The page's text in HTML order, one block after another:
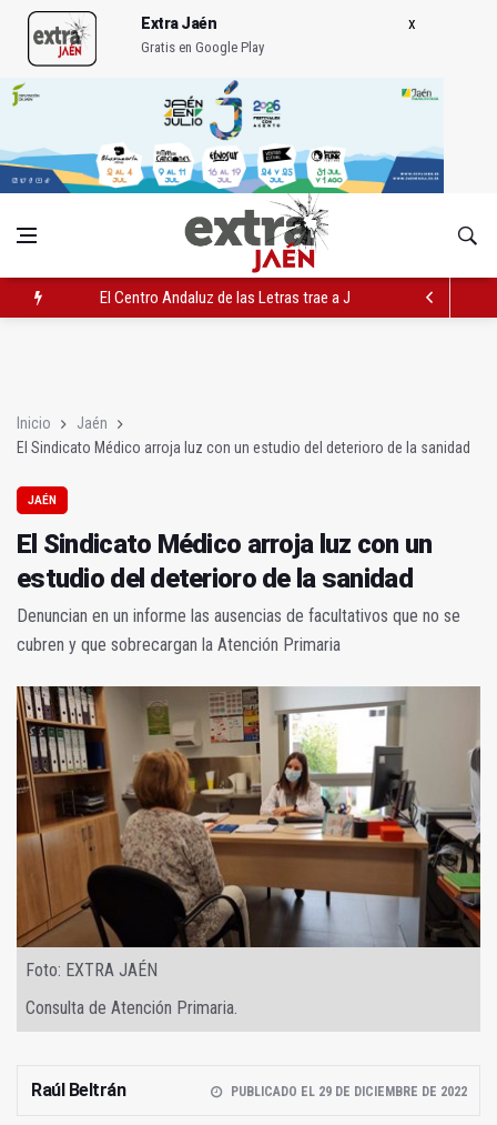
Extra Jaén
Gratis en Google Play
El Centro Andaluz de las Letras trae a Jaén al filósofo Omar
Inicio
Jaén
El Sindicato Médico arroja luz con un estudio del deterioro de la sanidad
JAÉN
El Sindicato Médico arroja luz con un
estudio del deterioro de la sanidad
Denuncian en un informe las ausencias de facultativos que no se
cubren y que sobrecargan la Atención Primaria
Foto: EXTRA JAÉN
Consulta de Atención Primaria.
Raúl Beltrán PUBLICADO EL 29 DE DICIEMBRE DE 2022